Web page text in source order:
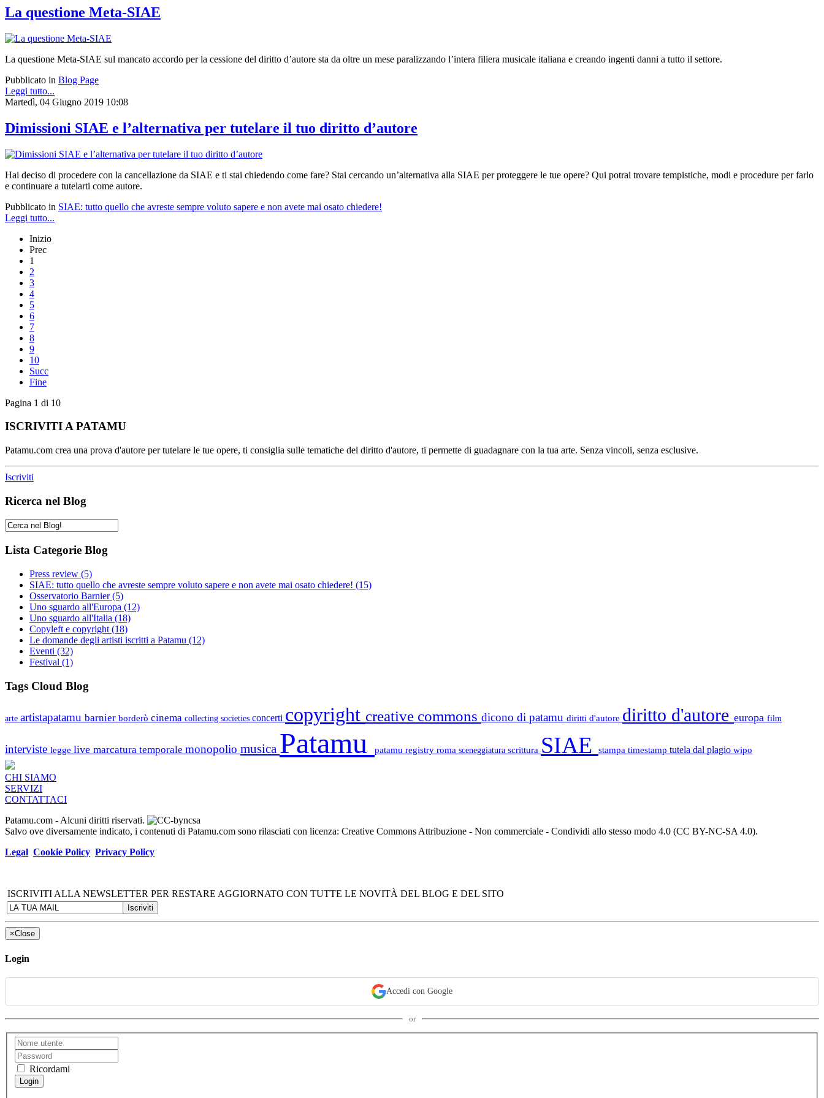
La questione Meta-SIAE
La questione Meta-SIAE sul mancato accordo per la cessione del diritto d’autore sta da oltre un mese paralizzando l’intera filiera musicale italiana e creando ingenti danni a tutto il settore.
Pubblicato in Blog Page
Leggi tutto...
Martedì, 04 Giugno 2019 10:08
Dimissioni SIAE e l’alternativa per tutelare il tuo diritto d’autore
Hai deciso di procedere con la cancellazione da SIAE e ti stai chiedendo come fare? Stai cercando un’alternativa alla SIAE per proteggere le tue opere? Qui potrai trovare tempistiche, modi e procedure per farlo
e continuare a tutelarti come autore.
Pubblicato in SIAE: tutto quello che avreste sempre voluto sapere e non avete mai osato chiedere!
Leggi tutto...
Inizio
Prec
1
2
3
4
5
6
7
8
9
10
Succ
Fine
Pagina 1 di 10
ISCRIVITI A PATAMU
Patamu.com crea una prova d'autore per tutelare le tue opere, ti consiglia sulle tematiche del diritto d'autore, ti permette di guadagnare con la tua arte. Senza vincoli, senza esclusive.
Iscriviti
Ricerca nel Blog
Lista Categorie Blog
Press review (5)
SIAE: tutto quello che avreste sempre voluto sapere e non avete mai osato chiedere! (15)
Osservatorio Barnier(5)
Uno sguardo all'Europa (12)
Uno sguardo all'Italia (18)
Copyleft e copyright (18)
Le domande degli artisti iscritti a Patamu (12)
Eventi (32)
Festival (1)
Tags Cloud Blog
arte artistapatamu barnier borderò cinema collecting societies concerti copyright creative commons dicono di patamu diritti d'autore diritto d'autore europa film
interviste legge live marcatura temporale monopolio musica Patamu patamu registry roma sceneggiatura scrittura SIAE stampa timestamp tutela dal plagio wipo
CHI SIAMO
SERVIZI
CONTATTACI
Patamu.com - Alcuni diritti riservati.
Salvo ove diversamente indicato, i contenuti di Patamu.com sono rilasciati con licenza: Creative Commons Attribuzione - Non commerciale - Condividi allo stesso modo 4.0 (CC BY-NC-SA 4.0).
Legal Cookie Policy Privacy Policy
ISCRIVITI ALLA NEWSLETTER PER RESTARE AGGIORNATO CON TUTTE LE NOVITÀ DEL BLOG E DEL SITO
×Close
Login
Accedi con Google
or
Ricordami